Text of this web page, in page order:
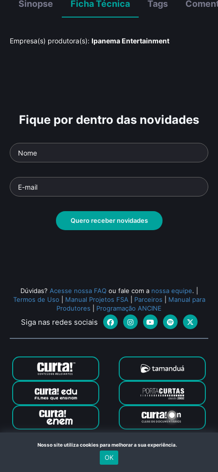
Sinopse Ficha Técnica Tags
Empresa(s) produtora(s): Ipanema Entertainment
Fique por dentro das novidades
Quero receber novidades
Dúvidas? Acesse nossa FAQ ou fale com a nossa equipe.
Termos de Uso
Manual Projetos FSA Parceiros
Manual para
Produtores
Programação ANCINE
Siga nas redes sociais
Canal Curta © 2024. Todos os direitos reservados. Feito com
no Rio de Janeiro
Nosso site utiliza cookies para melhorar a sua experiência.
OK